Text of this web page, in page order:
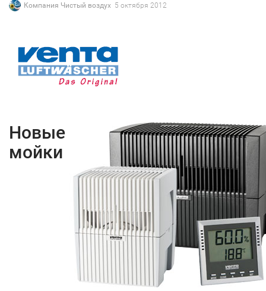
Компания Чистый воздух 5 октября 2012
Новые
мойки